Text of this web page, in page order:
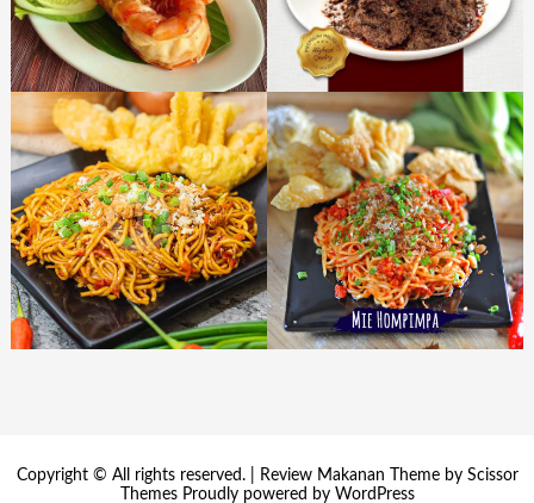
Copyright © All rights reserved. | Review Makanan Theme by Scissor
ThemesProudly powered by WordPress